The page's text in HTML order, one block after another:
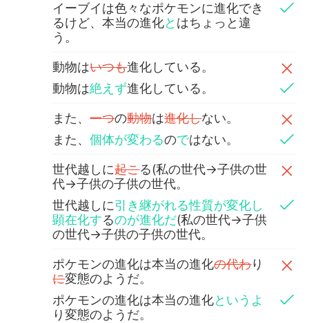
イーブイは色々なポケモンに進化でき
るけど、本当の進化と はちょっと違
う。
動物はいつも進化している。
動物は絶えず進化している。
また、一つの動物は進化しない。
また、個体が変わるのではない。
世代越しに起こる(私の世代→子供の世
代→子供の子供の世代。
世代越しに引き継がれる性質が変化し
顕在化するのが進化だ(私の世代→子供
の世代→子供の子供の世代。
ポケモンの進化は本当の進化の代わり
に変態のようだ。
ポケモンの進化は本当の進化というよ
り変態のようだ。